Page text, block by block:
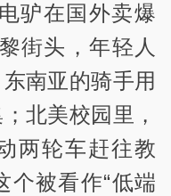
驴在国外卖爆
街头，年轻人
南亚的骑手用
北美校园里，
两轮车赶往教
个被看作“低端